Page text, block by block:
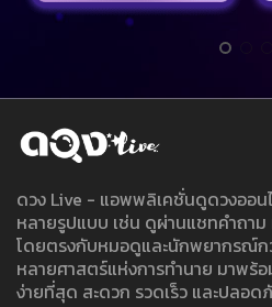
ดวง Live - แอพพลิเคชั่นดูดวงออ
หลายรูปแบบ เช่น ดูผ่านแชทคำถา
โดยตรงกับหมอดูและนักพยากรณ์ก
หลายศาสตร์แห่งการทำนาย มาพร้
ง่ายที่สุด สะดวก รวดเร็ว และปลอด